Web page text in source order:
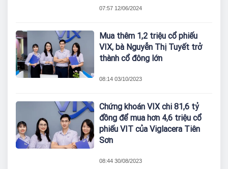
07:57 12/06/2024
Mua thêm 1,2 triệu cổ phiếu
VIX, bà Nguyễn Thị Tuyết trở
thành cổ đông lớn
08:14 03/10/2023
Chứng khoán VIX chi 81,6 tỷ
đồng để mua hơn 4,6 triệu cổ
phiếu VIT của Viglacera Tiên
Sơn
08:44 30/08/2023